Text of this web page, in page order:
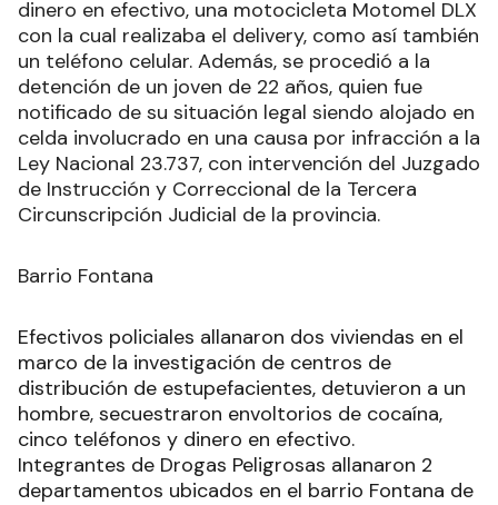
horarios del día.
Con los elementos probatorios reunidos, se
articularon acciones con el Juzgado de
Instrucción y Correccional Las Lomitas, que
otorgó una orden de allanamiento para el
domicilio en cuestión. Durante el mandato judicial
se secuestraron varios gramos de marihuana,
dinero en efectivo, una motocicleta Motomel DLX
con la cual realizaba el delivery, como así también
detención de un joven de 22 años, quien fue
Ley Nacional 23.737, con intervención del Juzgado
de Instrucción y Correccional de la Tercera
Circunscripción Judicial de la provincia.
Barrio Fontana